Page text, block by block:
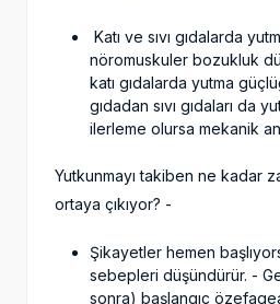
Katı ve sıvı gıdalarda
nöromuskuler bozukluk
katı gıdalarda yutma
gıdadan sıvı gıdaları da
ilerleme olursa mekanik
Yutkunmayı takiben ne kadar
ortaya çıkıyor? -
Şikayetler hemen
sebepleri düşündürür. -
sonra) başlangıç